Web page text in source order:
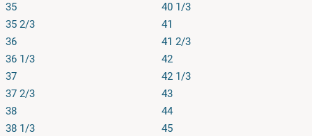
35
35 2/3
36
36 1/3
37
37 2/3
38
38 1/3
40 1/3
41
41 2/3
42
42 1/3
43
44
45